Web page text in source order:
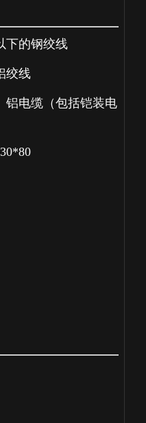
下的钢绞线
绞线
铝电缆（包括铠装电